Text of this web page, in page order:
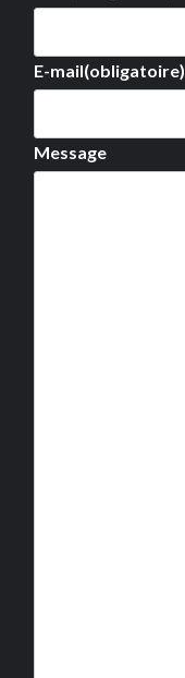
E-mail(obligatoire)
Message